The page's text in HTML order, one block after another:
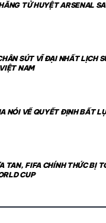
TỬ HUYỆT ARSENAL
SÚT VĨ ĐẠI NHẤT LỊCH
NAM
NÓI VỀ QUYẾT ĐỊNH BẤT
TAN, FIFA CHÍNH THỨC BỊ
CUP